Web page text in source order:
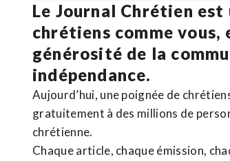
Le Journal Chrétien
chrétiens comme vous,
générosité de la
indépendance.
Aujourd’hui, une poignée de
gratuitement à des millions de
chrétienne.
Chaque article, chaque émission,